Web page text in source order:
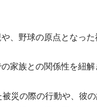
、野球の原点となった
家族との関係性を紐解
災の際の行動や、彼